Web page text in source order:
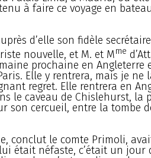
à faire ce voyage en
d’elle son fidèle
nouvelle, et M. et Mme
prochaine en Angleterre
Elle y rentrera, mais je ne
regret. Elle rentrera en
le caveau de Chislehurst, la
son cercueil, entre la tombe
conclut le comte Primoli,
était néfaste, c’était un jour